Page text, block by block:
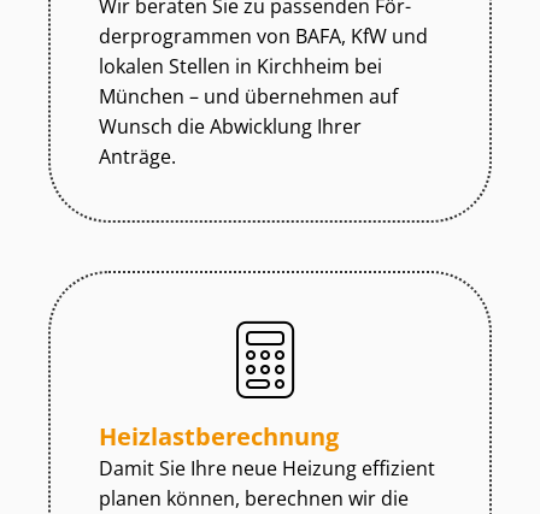
Wir beraten Sie zu passenden För­
der­pro­gram­men von BAFA, KfW und
lokalen Stellen in Kirchheim bei
München – und übernehmen auf
Wunsch die Abwicklung Ihrer
Anträge.
Heiz­last­be­rech­nung
Damit Sie Ihre neue Heizung effizient
planen können, berechnen wir die